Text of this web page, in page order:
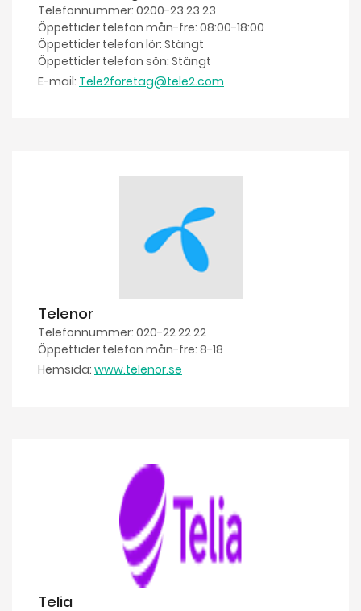
Telefonnummer: 0200-23 23 23
Öppettider telefon mån-fre: 08:00-18:00
Öppettider telefon lör: Stängt
Öppettider telefon sön: Stängt
E-mail: Tele2foretag@tele2.com
Telenor
Telefonnummer: 020-22 22 22
Öppettider telefon mån-fre: 8-18
Hemsida: www.telenor.se
Telia